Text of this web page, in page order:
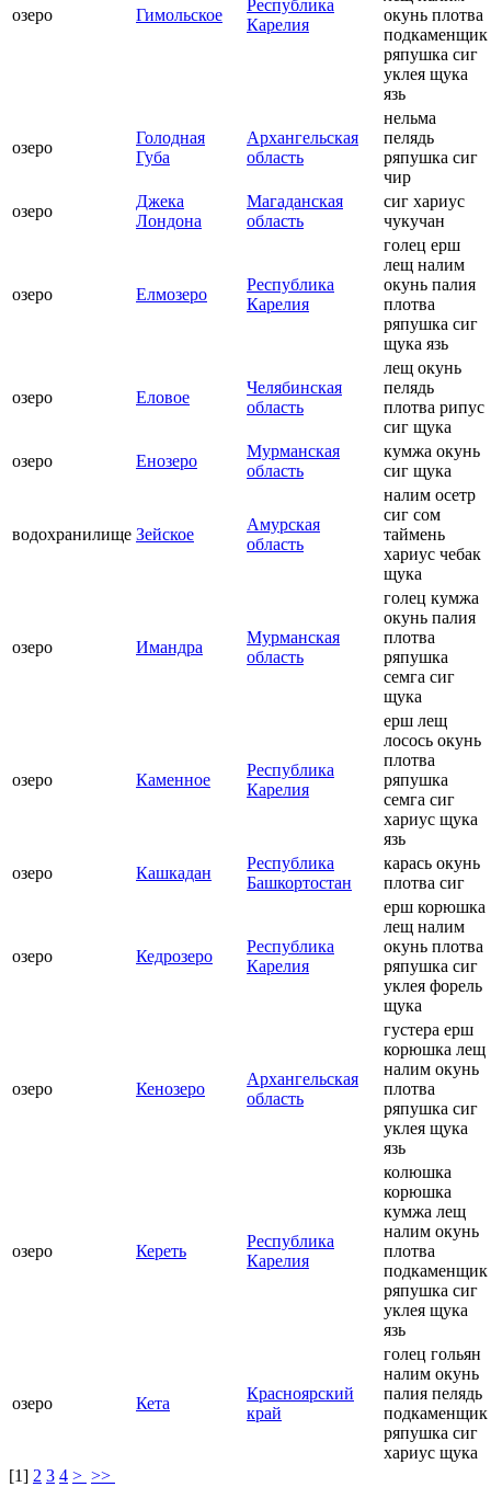
озеро Гимольское
Республика
Карелия
окунь плотва
подкаменщик
ряпушка сиг
уклея щука
язь
озеро
Голодная
Губа
Архангельская
область
нельма
пелядь
ряпушка сиг
чир
озеро
Джека
Лондона
Магаданская
область
сиг хариус
чукучан
озеро Елмозеро
Республика
Карелия
голец ерш
лещ налим
окунь палия
плотва
ряпушка сиг
щука язь
озеро Еловое
Челябинская
область
лещ окунь
пелядь
плотва рипус
сиг щука
озеро
Енозеро
Мурманская
область
кумжа окунь
сиг щука
водохранилище Зейское
Амурская
область
налим осетр
сиг сом
таймень
хариус чебак
щука
озеро Имандра
Мурманская
область
голец кумжа
окунь палия
плотва
ряпушка
семга сиг
щука
озеро Каменное
Республика
Карелия
ерш лещ
лосось окунь
плотва
ряпушка
семга сиг
хариус щука
язь
озеро
Кашкадан
Республика
Башкортостан
карась окунь
плотва сиг
озеро Кедрозеро
Республика
Карелия
ерш корюшка
лещ налим
окунь плотва
ряпушка сиг
уклея форель
щука
озеро Кенозеро
Архангельская
область
густера ерш
корюшка лещ
налим окунь
плотва
ряпушка сиг
уклея щука
язь
озеро Кереть
Республика
Карелия
колюшка
корюшка
кумжа лещ
налим окунь
плотва
подкаменщик
ряпушка сиг
уклея щука
язь
озеро Кета
Красноярский
край
голец гольян
налим окунь
палия пелядь
подкаменщик
ряпушка сиг
хариус щука
[1] 2 3 4 > >>